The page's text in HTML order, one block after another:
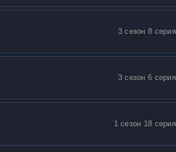
3 сезон 8 серия
3 сезон 6 серия
1 сезон 18 серия